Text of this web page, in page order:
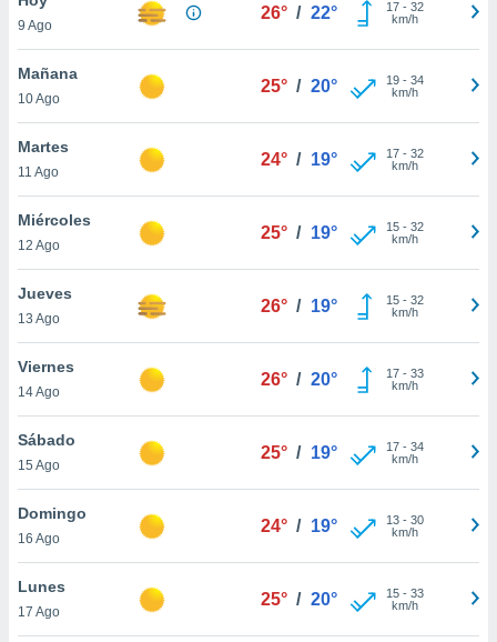
en
más
nuestra
de
cookies
aceptar
sitio
En
de que
9 Ago
26° / 22° 17- 32
km/h
Mañana
10 Ago
25° / 20° 19- 34
km/h
Martes
11 Ago
24° / 19° 17- 32
km/h
Miércoles
12 Ago
25° / 19° 15- 32
km/h
Jueves
13 Ago
26° / 19° 15- 32
km/h
Viernes
14 Ago
26° / 20° 17- 33
km/h
Sábado
15 Ago
25° / 19° 17- 34
km/h
Domingo
16 Ago
24° / 19° 13- 30
km/h
Lunes
17 Ago
25° / 20° 15- 33
km/h